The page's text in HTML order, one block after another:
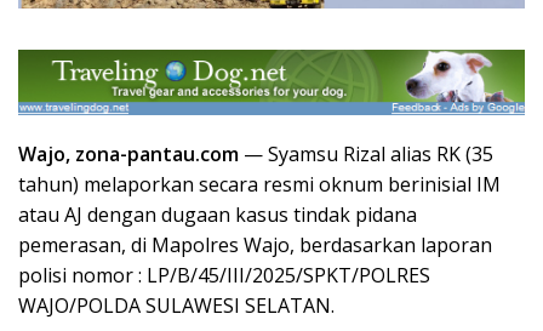
Wajo, zona-pantau.com — Syamsu Rizal alias RK (35
tahun) melaporkan secara resmi oknum berinisial IM
atau AJ dengan dugaan kasus tindak pidana
pemerasan, di Mapolres Wajo, berdasarkan laporan
polisi nomor : LP/B/45/III/2025/SPKT/POLRES
WAJO/POLDA SULAWESI SELATAN.